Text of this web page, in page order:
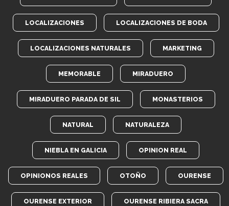
LOCALIZACIONES LOCALIZACIONES DE BODA
LOCALIZACIONES NATURALES MARKETING
MEMORABLE MIRADUERO
MIRADUERO PARADA DE SIL MONASTERIOS
NATURAL NATURALEZA
NIEBLA EN GALICIA OPINION REAL
OPINIONOS REALES OTOÑO OURENSE
OURENSE EXTERIOR OURENSE RIBIERA SACRA